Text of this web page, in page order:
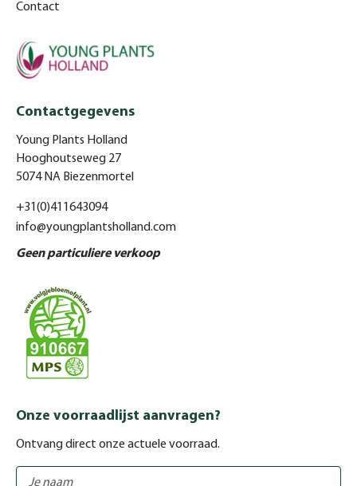
Contact
Contactgegevens
Young Plants Holland
Hooghoutseweg 27
5074 NA Biezenmortel
+31(0)411643094
info@youngplantsholland.com
Geen particuliere verkoop
Onze voorraadlijst aanvragen?
Ontvang direct onze actuele voorraad.